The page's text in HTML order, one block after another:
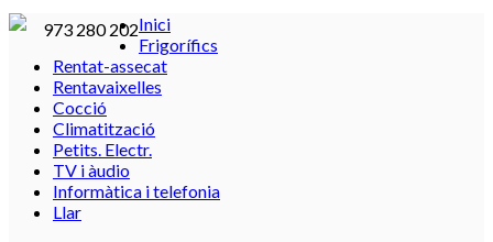
973 280 202Inici
Frigorífics
Rentat-assecat
Rentavaixelles
Cocció
Climatització
Petits. Electr.
TV i àudio
Informàtica i telefonia
Llar